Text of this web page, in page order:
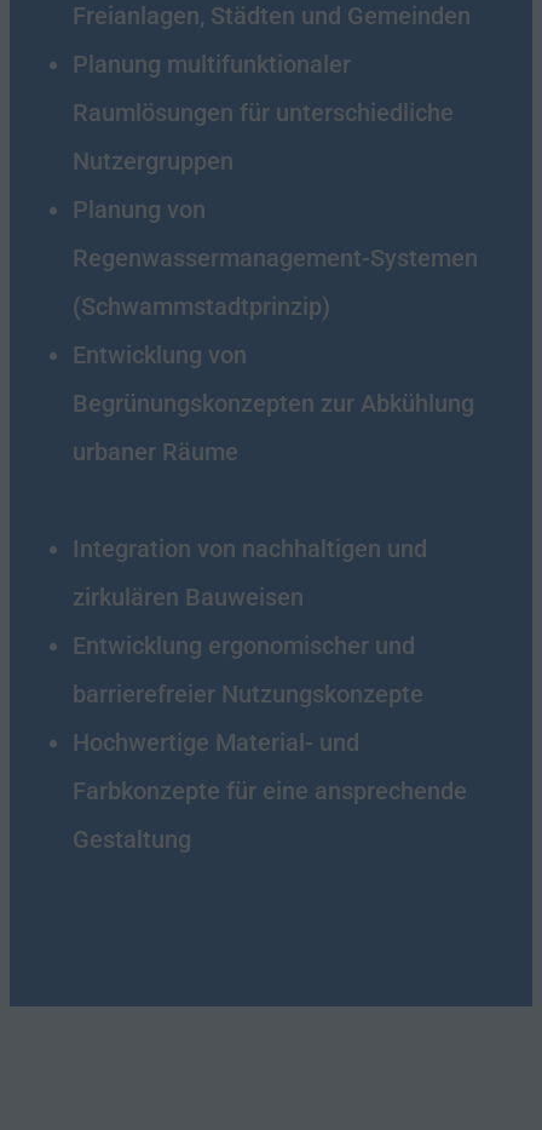
Freianlagen, Städten und Gemeinden
Planung multifunktionaler
Raumlösungen für unterschiedliche
Nutzergruppen
Planung von
Regenwassermanagement-Systemen
(Schwammstadtprinzip)
Entwicklung von
Begrünungskonzepten zur Abkühlung
urbaner Räume
Integration von nachhaltigen und
zirkulären Bauweisen
Entwicklung ergonomischer und
barrierefreier Nutzungskonzepte
Hochwertige Material- und
Farbkonzepte für eine ansprechende
Gestaltung